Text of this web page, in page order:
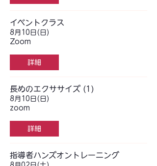
イベントクラス
8月10日(日)
Zoom
詳細
長めのエクササイズ (1)
8月10日(日)
zoom
詳細
指導者ハンズオントレーニング